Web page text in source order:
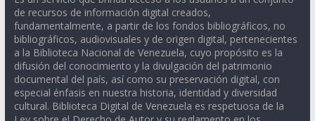
de recursos de información digital creados,
fundamentalmente, a partir de los fondos bibliográficos, no
bibliográficos, audiovisuales y de origen digital, pertenecientes
a la Biblioteca Nacional de Venezuela, cuyo propósito es la
difusión del conocimiento y la divulgación del patrimonio
documental del país, así como su preservación digital, con
especial énfasis en nuestra historia, identidad y diversidad
cultural. Biblioteca Digital de Venezuela es respetuosa de la